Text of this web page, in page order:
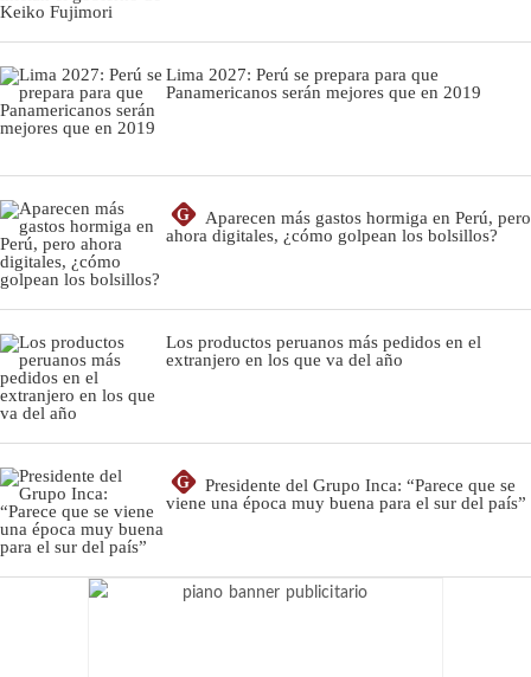
Lima 2027: Perú se prepara para que
Panamericanos serán mejores que en 2019
G
Aparecen más gastos hormiga en Perú, pero
ahora digitales, ¿cómo golpean los bolsillos?
Los productos peruanos más pedidos en el
extranjero en los que va del año
G
Presidente del Grupo Inca: “Parece que se
viene una época muy buena para el sur del país”